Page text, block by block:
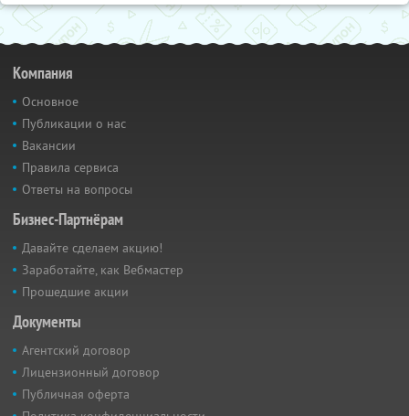
Компания
Основное
Публикации о нас
Вакансии
Правила сервиса
Ответы на вопросы
Бизнес-Партнёрам
Давайте сделаем акцию!
Заработайте, как Вебмастер
Прошедшие акции
Документы
Агентский договор
Лицензионный договор
Публичная оферта